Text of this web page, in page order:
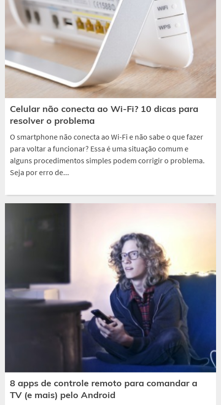
Celular não conecta ao Wi-Fi? 10 dicas para
resolver o problema
O smartphone não conecta ao Wi-Fi e não sabe o que fazer
para voltar a funcionar? Essa é uma situação comum e
alguns procedimentos simples podem corrigir o problema.
Seja por erro de...
8 apps de controle remoto para comandar a
TV (e mais) pelo Android